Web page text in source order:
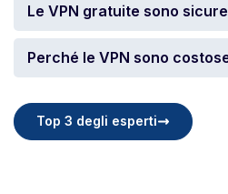
Le VPN gratuite sono
Perché le VPN sono
Top 3 degli esperti